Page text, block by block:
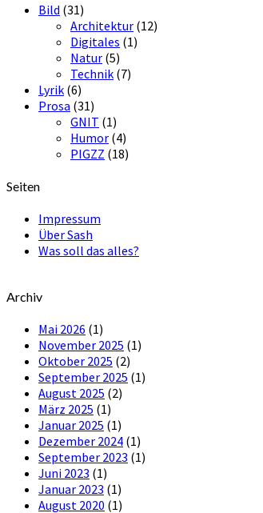
Bild (31)
Architektur (12)
Digitales (1)
Natur (5)
Technik (7)
Lyrik (6)
Prosa (31)
GNIT (1)
Humor (4)
PIGZZ (18)
Seiten
Impressum
Über Sash
Was soll das alles?
Archiv
Mai 2026 (1)
November 2025 (1)
Oktober 2025 (2)
September 2025 (1)
August 2025 (2)
März 2025 (1)
Januar 2025 (1)
Dezember 2024 (1)
September 2023 (1)
Juni 2023 (1)
Januar 2023 (1)
August 2020 (1)